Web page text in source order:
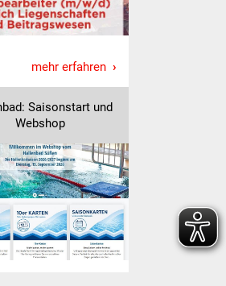
Abfall und Entsorgung
Veranstaltungen
Stadtfest
Ostermarkt
Einrichtungen
Hallenbad
mehr erfahren
Saisonstart und
Webshop